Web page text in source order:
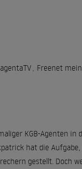
, Freenet
KGB-Agenten in
hat die Aufgabe,
gestellt. Doch